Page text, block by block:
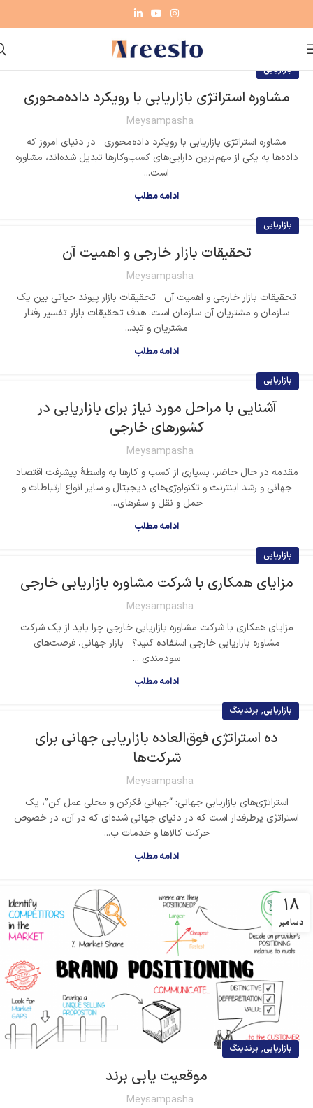
بازاریابی
مشاوره استراتژی بازاریابی با رویکرد داده‌محوری
Meysampasha
مشاوره استراتژی بازاریابی با رویکرد داده‌محوری در دنیای امروز که
داده‌ها به یکی از مهم‌ترین دارایی‌های کسب‌وکارها تبدیل شده‌اند، مشاوره
است...
ادامه مطلب
بازاریابی
تحقیقات بازار خارجی و اهمیت آن
Meysampasha
تحقیقات بازار خارجی و اهمیت آن تحقیقات بازار پیوند حیاتی بین یک
سازمان و مشتریان آن سازمان است. هدف تحقیقات بازار تفسیر رفتار
مشتریان و تبد...
ادامه مطلب
بازاریابی
آشنایی با مراحل مورد نیاز برای بازاریابی در
کشورهای خارجی
Meysampasha
مقدمه در حال حاضر، بسیاری از کسب و کارها به واسطۀ پیشرفت اقتصاد
جهانی و رشد اینترنت و تکنولوژی‌های دیجیتال و سایر انواع ارتباطات و
حمل و نقل و سفرهای...
ادامه مطلب
بازاریابی
مزایای همکاری با شرکت مشاوره بازاریابی خارجی
Meysampasha
مزایای همکاری با شرکت مشاوره بازاریابی خارجی چرا باید از یک شرکت
مشاوره بازاریابی خارجی استفاده کنید؟ بازار جهانی، فرصت‌های
سودمندی ...
ادامه مطلب
بازاریابی, برندینگ
ده استراتژی فوق‌العاده بازاریابی جهانی برای
شرکت‌ها
Meysampasha
استراتژی‌های بازاریابی جهانی: “جهانی فکرکن و محلی عمل ­کن”، یک
استراتژی پرطرفدار است که در دنیای جهانی­ شده‌ای که در آن، در خصوص
حرکت کالاها و خدمات ب...
ادامه مطلب
18
دسامبر
بازاریابی, برندینگ
موقعیت یابی برند
Meysampasha